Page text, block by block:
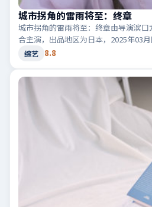
城市拐角的雷雨将至：终章
城市拐角的雷雨将至：终章由导演滨
合主演，出品地区为日本，2025年03
·科幻，世界观设定严谨。适合检索「
综艺 8.8